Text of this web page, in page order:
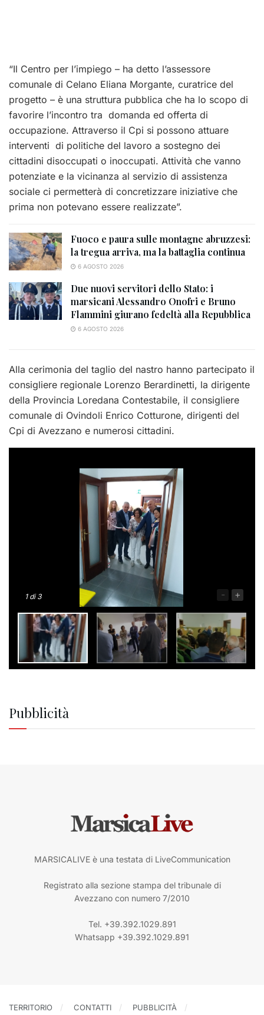
“Il Centro per l’impiego – ha detto l’assessore
comunale di Celano Eliana Morgante, curatrice del
progetto – è una struttura pubblica che ha lo scopo di
favorire l’incontro tra domanda ed offerta di
occupazione. Attraverso il Cpi si possono attuare
interventi di politiche del lavoro a sostegno dei
cittadini disoccupati o inoccupati. Attività che vanno
potenziate e la vicinanza al servizio di assistenza
sociale ci permetterà di concretizzare iniziative che
prima non potevano essere realizzate”.
Fuoco e paura sulle montagne abruzzesi:
la tregua arriva, ma la battaglia continua
6 AGOSTO 2026
Due nuovi servitori dello Stato: i
marsicani Alessandro Onofri e Bruno
Flammini giurano fedeltà alla Repubblica
6 AGOSTO 2026
Alla cerimonia del taglio del nastro hanno partecipato il
consigliere regionale Lorenzo Berardinetti, la dirigente
della Provincia Loredana Contestabile, il consigliere
comunale di Ovindoli Enrico Cotturone, dirigenti del
Cpi di Avezzano e numerosi cittadini.
1di 3 - +
Pubblicità
MARSICALIVE è una testata di LiveCommunication
Registrato alla sezione stampa del tribunale di
Avezzano con numero 7/2010
Tel. +39.392.1029.891
Whatsapp +39.392.1029.891
TERRITORIO CONTATTI PUBBLICITÀ